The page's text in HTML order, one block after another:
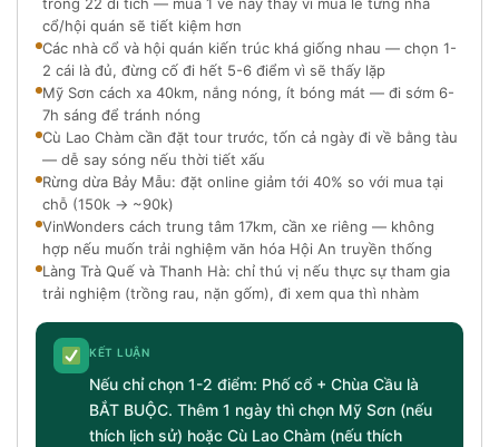
trong 22 di tích — mua 1 vé này thay vì mua lẻ từng nhà
cổ/hội quán sẽ tiết kiệm hơn
Các nhà cổ và hội quán kiến trúc khá giống nhau — chọn 1-
2 cái là đủ, đừng cố đi hết 5-6 điểm vì sẽ thấy lặp
Mỹ Sơn cách xa 40km, nắng nóng, ít bóng mát — đi sớm 6-
7h sáng để tránh nóng
Cù Lao Chàm cần đặt tour trước, tốn cả ngày đi về bằng tàu
— dễ say sóng nếu thời tiết xấu
Rừng dừa Bảy Mẫu: đặt online giảm tới 40% so với mua tại
chỗ (150k → ~90k)
VinWonders cách trung tâm 17km, cần xe riêng — không
hợp nếu muốn trải nghiệm văn hóa Hội An truyền thống
Làng Trà Quế và Thanh Hà: chỉ thú vị nếu thực sự tham gia
trải nghiệm (trồng rau, nặn gốm), đi xem qua thì nhàm
KẾT LUẬN
Nếu chỉ chọn 1-2 điểm: Phố cổ + Chùa Cầu là
BẮT BUỘC. Thêm 1 ngày thì chọn Mỹ Sơn (nếu
thích lịch sử) hoặc Cù Lao Chàm (nếu thích